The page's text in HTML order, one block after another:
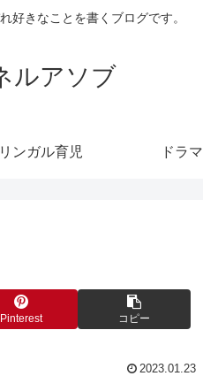
好きなことを書くブログです。
ルアソブ
ンガル育児 ドラマ
Pinterest コピー
2023.01.23